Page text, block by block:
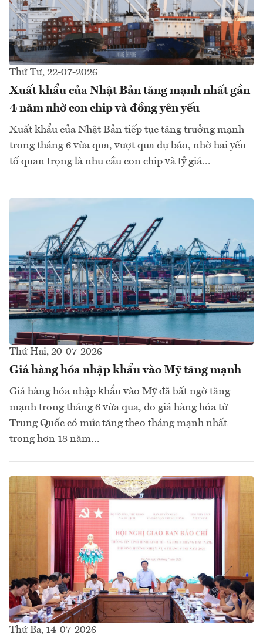
Thứ Tư, 22-07-2026
Xuất khẩu của Nhật Bản tăng mạnh nhất gần
4 năm nhờ con chip và đồng yên yếu
Xuất khẩu của Nhật Bản tiếp tục tăng trưởng mạnh
trong tháng 6 vừa qua, vượt qua dự báo, nhờ hai yếu
tố quan trọng là nhu cầu con chip và tỷ giá...
Thứ Hai, 20-07-2026
Giá hàng hóa nhập khẩu vào Mỹ tăng mạnh
Giá hàng hóa nhập khẩu vào Mỹ đã bất ngờ tăng
mạnh trong tháng 6 vừa qua, do giá hàng hóa từ
Trung Quốc có mức tăng theo tháng mạnh nhất
trong hơn 18 năm...
Thứ Ba, 14-07-2026